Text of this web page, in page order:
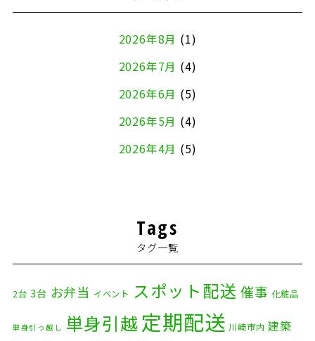
2026年8月 (1)
2026年7月 (4)
2026年6月 (5)
2026年5月 (4)
2026年4月 (5)
2026年1月
2025年11月(4)
2025年10月(9)
Tags
タグ一覧
2台 3台 お弁当 イベント スポット配送 催事 化粧品
単身引っ越し 単身引越 定期配送 川崎市内 建築